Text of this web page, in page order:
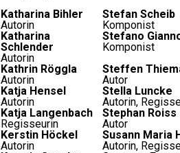
Katharina Bihler
Autorin
Stefan Scheib
Komponist
Katharina
Schlender
Autorin
Stefano
Komponist
Kathrin Röggla
Autorin
Steffen
Autor
Katja Hensel
Autorin
Stella Luncke
Autorin,
Katja Langenbach
Regisseurin
Stephan Roiss
Autor
Kerstin Höckel
Autorin
Susann Maria
Autorin,